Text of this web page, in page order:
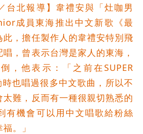
台北報導】韋禮安與「灶咖男
成員東海推出中文新歌《最
，擔任製作人的韋禮安特別飛
，曾表示台灣是家人的東海，
，他表示：「之前在SUPER
也唱過很多中文歌曲，所以不
難，反而有一種很親切熟悉的
有機會可以用中文唱歌給粉絲
。」